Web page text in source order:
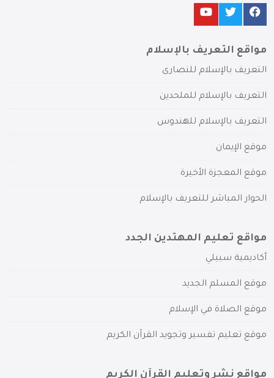
مواقع التعريف بالإسلام
التعريف بالإسلام للنصارى
التعريف بالإسلام للملحدين
التعريف بالإسلام للهندوس
موقع الإيمان
موقع المعجزة الأخيرة
الحوار المباشر للتعريف بالإسلام
مواقع تعليم المهتدين الجدد
أكاديمية سبيلي
موقع المسلم الجديد
موقع الصلاة في الإسلام
موقع تعليم تفسير وتجويد القرآن الكريم
مواقع نشر وتعليم القرآن الكريم